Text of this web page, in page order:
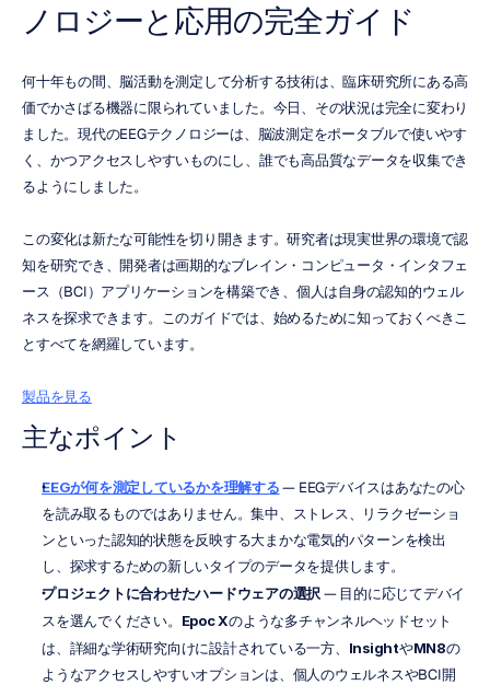
ノロジーと応用の完全ガイド
何十年もの間、脳活動を測定して分析する技術は、臨床研究所にある高
価でかさばる機器に限られていました。今日、その状況は完全に変わり
ました。現代のEEGテクノロジーは、脳波測定をポータブルで使いやす
く、かつアクセスしやすいものにし、誰でも高品質なデータを収集でき
るようにしました。
この変化は新たな可能性を切り開きます。研究者は現実世界の環境で認
知を研究でき、開発者は画期的なブレイン・コンピュータ・インタフェ
ース（BCI）アプリケーションを構築でき、個人は自身の認知的ウェル
ネスを探求できます。このガイドでは、始めるために知っておくべきこ
とすべてを網羅しています。
製品を見る
主なポイント
EEGが何を測定しているかを理解する — EEGデバイスはあなたの心
を読み取るものではありません。集中、ストレス、リラクゼーショ
ンといった認知的状態を反映する大まかな電気的パターンを検出
し、探求するための新しいタイプのデータを提供します。
プロジェクトに合わせたハードウェアの選択 — 目的に応じてデバイ
スを選んでください。
Epoc Xのような多チャンネルヘッドセット
は、詳細な学術研究向けに設計されている一方、
InsightやMN8の
ようなアクセスしやすいオプションは、個人のウェルネスやBCI開